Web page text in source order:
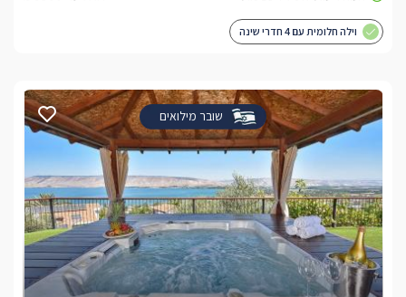
וילה חלומית עם 4 חדרי שינה
שובר מילואים